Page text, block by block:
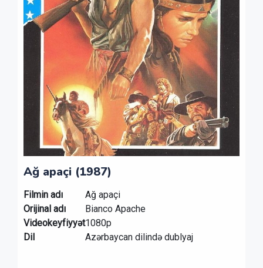
Ağ apaçi (1987)
Filmin adı
Ağ apaçi
Orijinal adı
Bianco Apache
Videokeyfiyyət1080p
Dil
Azərbaycan dilində dublyaj